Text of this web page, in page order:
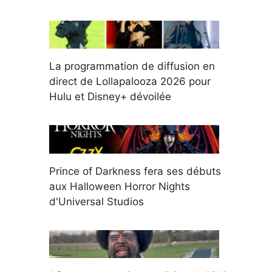
La programmation de diffusion en
direct de Lollapalooza 2026 pour
Hulu et Disney+ dévoilée
Prince of Darkness fera ses débuts
aux Halloween Horror Nights
d'Universal Studios